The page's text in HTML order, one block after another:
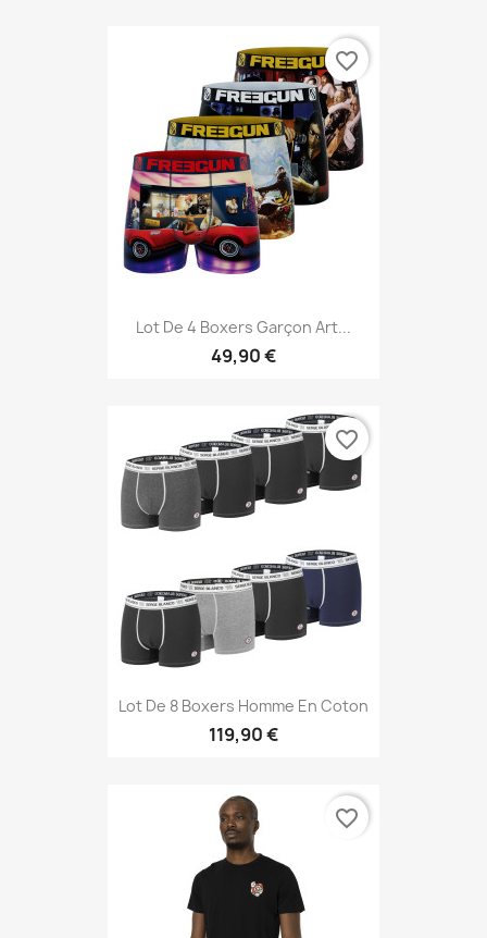
Lot De 4 Boxers Garçon Art...
49,90 €
favorite_border
Lot De 8 Boxers Homme En Coton
119,90 €
favorite_border
favorite_border